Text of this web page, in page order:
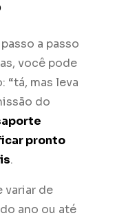
a passo
você pode
“tá, mas leva
do
pronto
.
variar de
ano ou até